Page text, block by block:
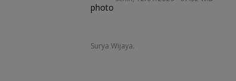
Surya Wijaya.